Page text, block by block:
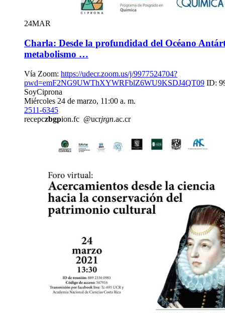
24MAR
Charla: Desde la profundidad del Océano
metabolismo …
Vía Zoom: https://udecr.zoom.us/j/9977524704?
pwd=emF2NG9UWThXYWRFblZ6WU9KSDJ4QT09 ID:
SoyCiprona
Miércoles 24 de marzo, 11:00 a. m.
2511-6345
recepczbgpion.fc @ucrjrgn.ac.cr